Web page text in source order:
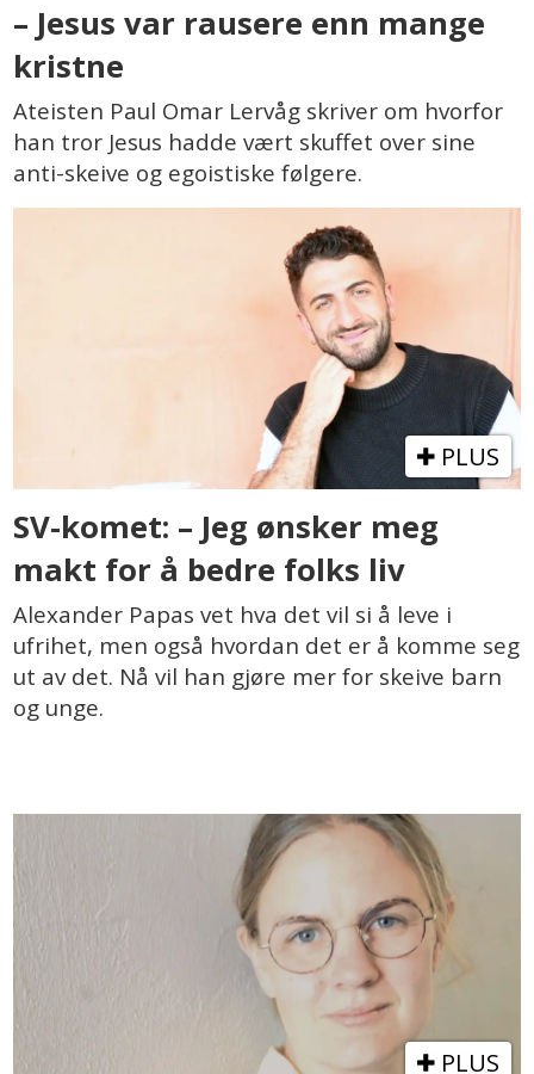
– Jesus var rausere enn mange
kristne
Ateisten Paul Omar Lervåg skriver om hvorfor
han tror Jesus hadde vært skuffet over sine
anti-skeive og egoistiske følgere.
PLUS
SV-komet: – Jeg ønsker meg
makt for å bedre folks liv
Alexander Papas vet hva det vil si å leve i
ufrihet, men også hvordan det er å komme seg
ut av det. Nå vil han gjøre mer for skeive barn
og unge.
PLUS